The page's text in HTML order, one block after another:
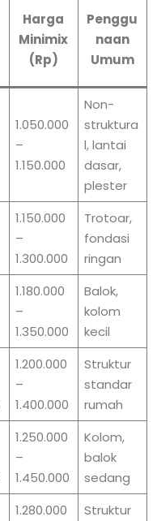
Harga
Minimix
(Rp)
Penggu
naan
Umum
1.050.000
–
1.150.000
Non-
struktura
l, lantai
dasar,
plester
1.150.000
–
1.300.000
Trotoar,
fondasi
ringan
1.180.000
–
1.350.000
Balok,
kolom
kecil
1.200.000
–
1.400.000
Struktur
standar
rumah
1.250.000
–
1.450.000
Kolom,
balok
sedang
1.280.000
Struktur